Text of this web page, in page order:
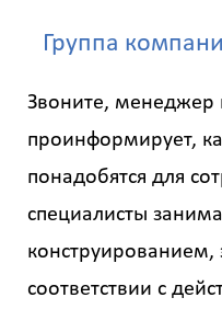
Группа
Звоните, менеджер
проинформирует,
понадобятся для
специалисты
конструированием,
соответствии с